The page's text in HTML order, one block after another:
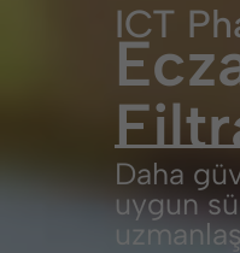
ICT
Daha
uygun